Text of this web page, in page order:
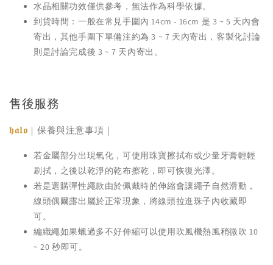
水晶相關功效僅供參考，無法作為科學依據。
到貨時間：一般在常見手圍內 14cm - 16cm 是 3 ~ 5 天內會
寄出，其他手圍下單備注約為 3 ~ 7 天內寄出，客製化討論
則是討論完成後 3 ~ 7 天內寄出。
售後服務
𝖍𝖆𝖑𝖔 ｜保養與注意事項｜
若金屬部分出現氧化，可使用珠寶擦拭布或少量牙膏輕輕
刷拭，之後以乾淨的乾布擦乾，即可恢復光澤。
若是選購彈性繩款由於佩戴時的伸縮會讓繩子自然滑動，
線頭偶爾露出屬於正常現象，將線頭拉進珠子內收藏即
可。
編織繩如果蠟過多不好伸縮可以使用吹風機熱風稍微吹 10
~ 20 秒即可。